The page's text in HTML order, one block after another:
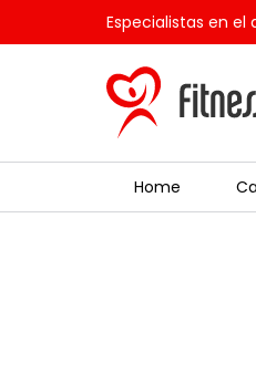
Especialistas en
Home